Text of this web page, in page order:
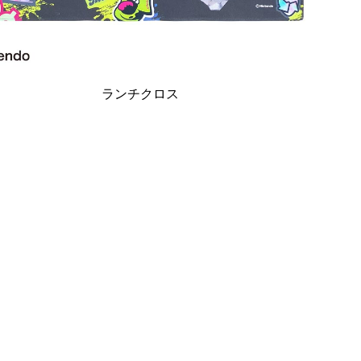
ランチクロス